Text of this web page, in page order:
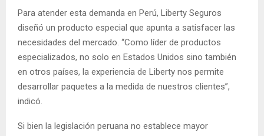
Para atender esta demanda en Perú, Liberty Seguros
diseñó un producto especial que apunta a satisfacer las
necesidades del mercado. “Como líder de productos
especializados, no solo en Estados Unidos sino también
en otros países, la experiencia de Liberty nos permite
desarrollar paquetes a la medida de nuestros clientes”,
indicó.
Si bien la legislación peruana no establece mayor